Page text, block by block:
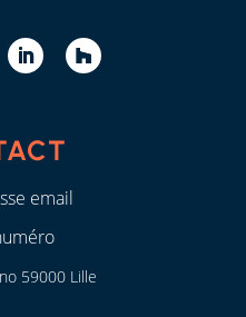
email
59000 Lille